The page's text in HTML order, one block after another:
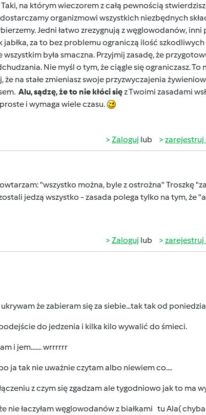
na którym wieczorem z całą pewnością
organizmowi wszystkich niezbędnych
Jedni łatwo zrezygnują z węglowodanów,
jabłka, za to bez problemu ograniczą ilość szkodliwych
była smaczna. Przyjmij zasadę, że
Nie myśl o tym, że ciągle się ograniczasz.
że na stałe zmieniasz swoje przyzwyczajenia
Alu, sądzę, że to nie kłóci sięz Twoimi zasadami
i wymaga wiele czasu.
Zaloguj lub zarejestruj
"wszystko można, byle z ostrożna" Troszkę
jedzą wszystko - zasada polega tylko na tym, że
Zaloguj lub zarejestruj
że zabieram się za siebie...tak tak od
do jedzenia i kilka kilo wywalić do śmieci.
i jem....... wrrrrrr
ja tak nie uważnie czytam albo niewiem co....
z czym się zgadzam ale tygodniowo jak to ma
nie łaczyłam węglowodanów z białkami tu Ala(